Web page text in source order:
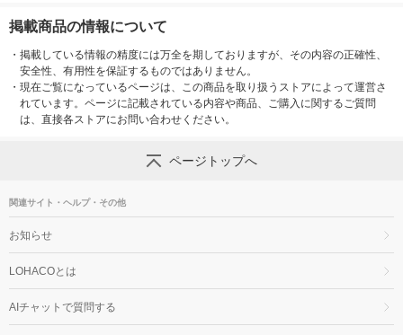
掲載商品の情報について
・ 掲載している情報の精度には万全を期しておりますが、その内容の正確性、
安全性、有用性を保証するものではありません。
・ 現在ご覧になっているページは、この商品を取り扱うストアによって運営さ
れています。ページに記載されている内容や商品、ご購入に関するご質問
は、直接各ストアにお問い合わせください。
ページトップへ
関連サイト・ヘルプ・その他
お知らせ
LOHACOとは
AIチャットで質問する